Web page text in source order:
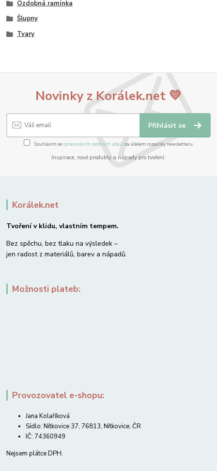
Ozdobná ramínka
Šlupny
Tvary
Novinky z Korálek.net 💛
Přihlásit se
Souhlasím se zpracováním osobních údajůza účelem rozesílky newsletteru.
Inspirace, nové produkty a nápady pro tvoření.
Korálek.net
Tvoření v klidu, vlastním tempem.
Bez spěchu, bez tlaku na výsledek –
jen radost z materiálů, barev a nápadů.
Možnosti plateb:
Provozovatel e-shopu:
Jana Kolaříková
Sídlo: Nítkovice 37, 76813, Nítkovice, ČR
IČ: 74360949
Nejsem plátce DPH.